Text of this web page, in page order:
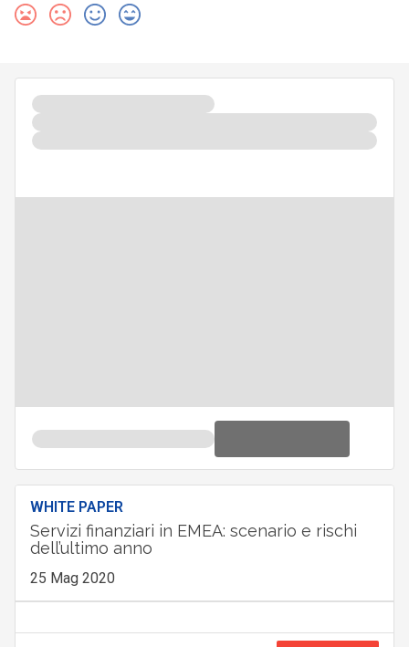
WHITE PAPER
Servizi finanziari: la gestione dell’identità e
delle frodi nella relazione digitale con il